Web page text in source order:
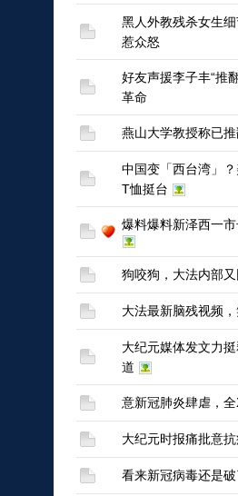
黑人外教残杀女生
惹众怒
好友声援李子丰“推
革命
燕山大学教授称已
中国变「西台湾」
T恤挺台
爆料爆料新泽西一
狗咬狗，大法内部
大法最新脑残视频
大纪元媒体发文力
道
意新冠肺炎肆虐，
大纪元时报痛批意抗
看来新冠病毒还是